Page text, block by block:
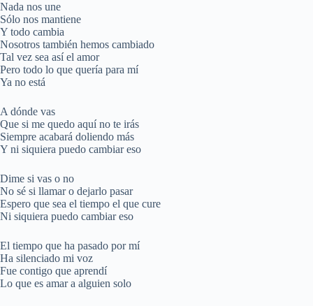
Nada nos une
Sólo nos mantiene
Y todo cambia
Nosotros también hemos cambiado
Tal vez sea así el amor
Pero todo lo que quería para mí
Ya no está
A dónde vas
Que si me quedo aquí no te irás
Siempre acabará doliendo más
Y ni siquiera puedo cambiar eso
Dime si vas o no
No sé si llamar o dejarlo pasar
Espero que sea el tiempo el que cure
Ni siquiera puedo cambiar eso
El tiempo que ha pasado por mí
Ha silenciado mi voz
Fue contigo que aprendí
Lo que es amar a alguien solo